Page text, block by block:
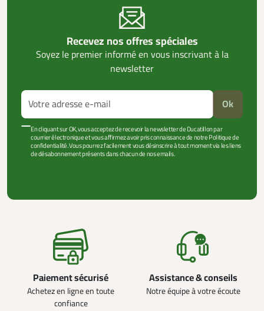
Recevez nos offres spéciales
Soyez le premier informé en vous inscrivant à la
newsletter
Ok
En cliquant sur OK, vous acceptez de recevoir la newsletter de Ducatillon par
courrier électronique et vous affirmez avoir pris connaissance de notre Politique de
confidentialité. Vous pourrez facilement vous désinscrire à tout moment via les liens
de désabonnement présents dans chacun de nos emails.
Paiement sécurisé
Achetez en ligne en toute
confiance
Assistance & conseils
Notre équipe à votre écoute